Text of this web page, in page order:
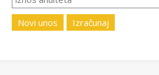
Novi unos Izračunaj